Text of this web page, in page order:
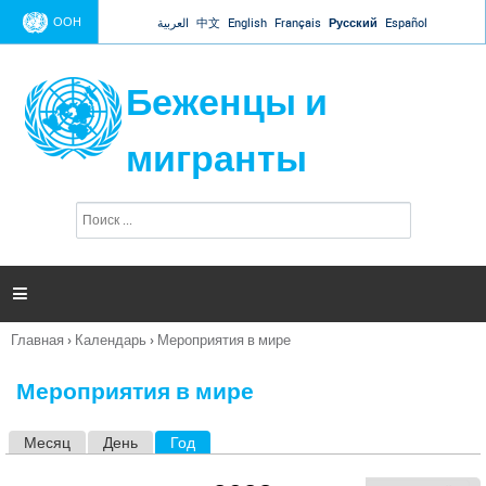
Jump to navigation
ООН العربية 中文 English Français Русский Español
Беженцы и
мигранты
п
и

Вы
Главная › Календарь › Мероприятия в мире
Мероприятия в мире
Месяц День Год